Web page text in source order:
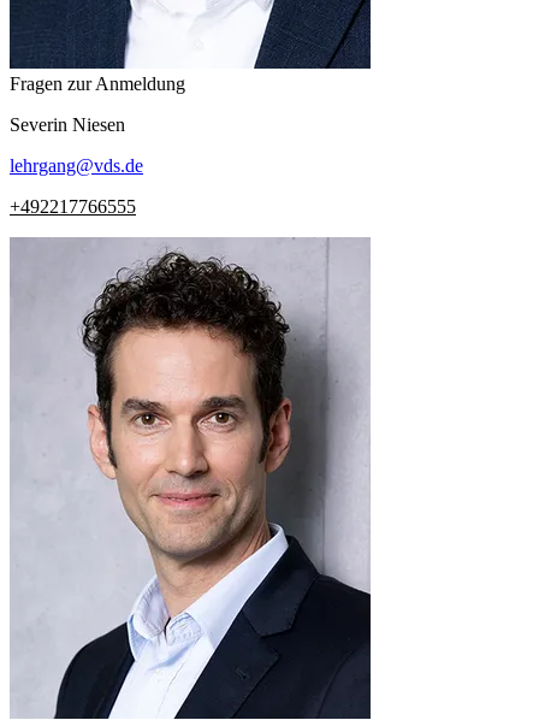
Fragen zur Anmeldung
Severin Niesen
lehrgang@vds.de
+492217766555